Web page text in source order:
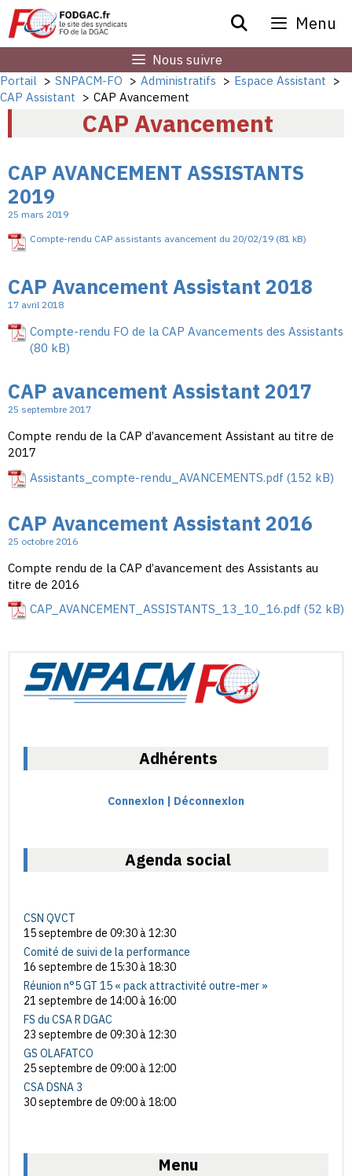
Aller
au
contenu
Menu
Nous suivre
Portail SNPACM-FO Administratifs
Espace Assistant
CAP Assistant
CAP Avancement
CAP Avancement
CAP AVANCEMENT ASSISTANTS
2019
25 mars 2019
Compte-rendu CAP assistants avancement du 20/02/19
CAP Avancement Assistant 2018
17 avril 2018
Compte-rendu FO de la CAP Avancements des Assistants
CAP avancement Assistant 2017
25 septembre 2017
Compte rendu de la CAP d’avancement Assistant au titre de
2017
Assistants_compte-rendu_AVANCEMENTS.pdf
CAP Avancement Assistant 2016
25 octobre 2016
Compte rendu de la CAP d’avancement des Assistants au
titre de 2016
CAP_AVANCEMENT_ASSISTANTS_13_10_16.pdf
Adhérents
Connexion | Déconnexion
Agenda social
CSN QVCT
15 septembre de 09:30à12:30
Comité de suivi de la performance
16 septembre de 15:30à18:30
Réunion n°5 GT 15 « pack attractivité outre-mer »
21 septembre de 14:00à16:00
FS du CSA R DGAC
23 septembre de 09:30à12:30
GS OLAFATCO
25 septembre de 09:00à12:00
CSA DSNA 3
30 septembre de 09:00à18:00
Menu